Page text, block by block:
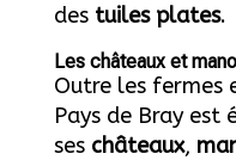
des tuiles plates.
Les châteaux et
Outre les fermes
Pays de Bray est
ses châteaux,